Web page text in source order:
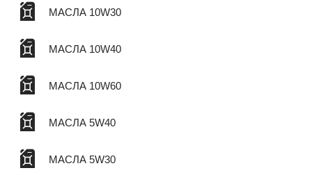
МАСЛА 10W30
МАСЛА 10W40
МАСЛА 10W60
МАСЛА 5W40
МАСЛА 5W30